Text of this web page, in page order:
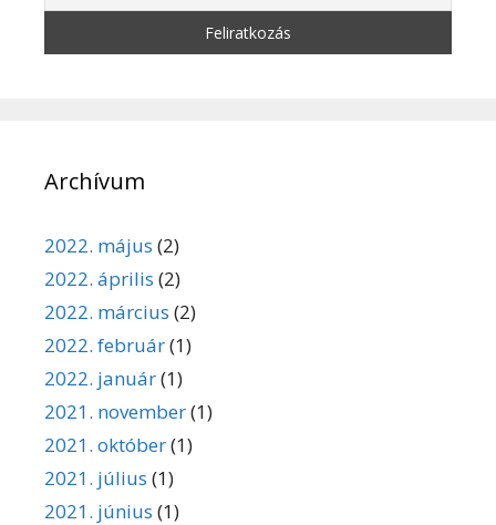
Archívum
2022. május (2)
2022. április (2)
2022. március (2)
2022. február(1)
2022. január(1)
2021. november(1)
2021. október(1)
2021. július (1)
2021. június (1)